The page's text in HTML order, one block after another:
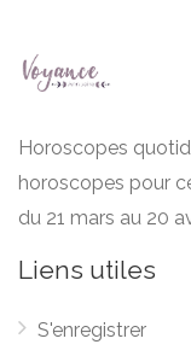
Horoscopes
horoscopes pour
du 21 mars au 20
Liens utiles
S'enregistrer